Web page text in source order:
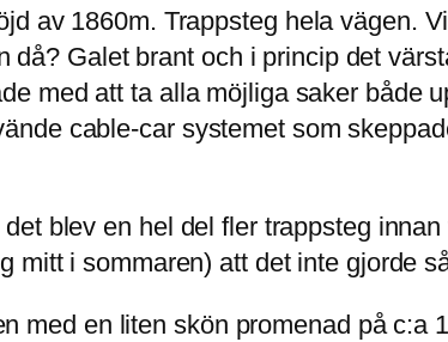
av 1860m. Trappsteg hela vägen.
Galet brant och i princip det
med att ta alla möjliga saker både
cable-car systemet som
blev en hel del fler trappsteg
mitt i sommaren) att det inte gjorde
med en liten skön promenad på c:a